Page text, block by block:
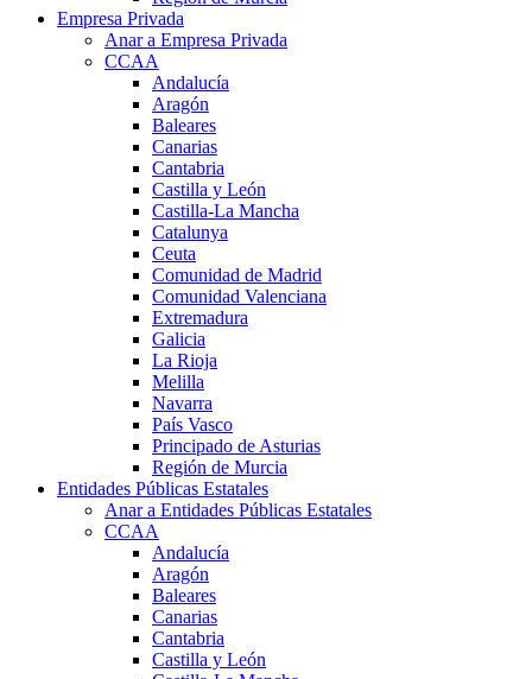
Empresa Privada
Anar a Empresa Privada
CCAA
Andalucía
Aragón
Baleares
Canarias
Cantabria
Castilla y León
Castilla-La Mancha
Catalunya
Ceuta
Comunidad de Madrid
Comunidad Valenciana
Extremadura
Galicia
La Rioja
Melilla
Navarra
País Vasco
Principado de Asturias
Región de Murcia
Entidades Públicas Estatales
Anar a Entidades Públicas Estatales
CCAA
Andalucía
Aragón
Baleares
Canarias
Cantabria
Castilla y León